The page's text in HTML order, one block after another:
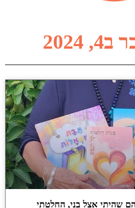
2024
שהיתי אצל בני, החלטתי